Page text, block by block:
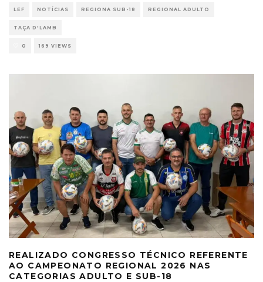
LEF NOTÍCIAS REGIONA SUB-18 REGIONAL ADULTO
TAÇA D'LAMB
0 169 VIEWS
REALIZADO CONGRESSO TÉCNICO REFERENTE
AO CAMPEONATO REGIONAL 2026 NAS
CATEGORIAS ADULTO E SUB-18